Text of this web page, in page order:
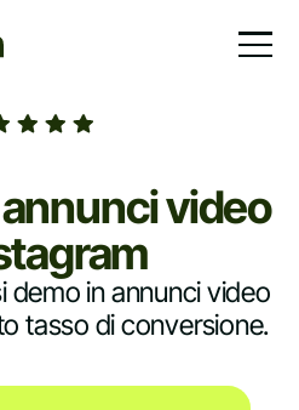
video
demo in annunci video
tasso di conversione.